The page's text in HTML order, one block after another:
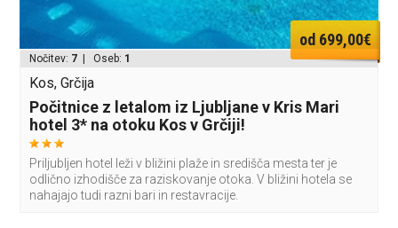
od 699,00€
Nočitev: 7 | Oseb: 1
Kos, Grčija
Počitnice z letalom iz Ljubljane v Kris Mari
hotel 3* na otoku Kos v Grčiji!
Priljubljen hotel leži v bližini plaže in središča mesta ter je
odlično izhodišče za raziskovanje otoka. V bližini hotela se
nahajajo tudi razni bari in restavracije.